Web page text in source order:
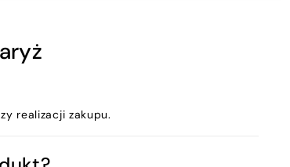
realizacji zakupu.